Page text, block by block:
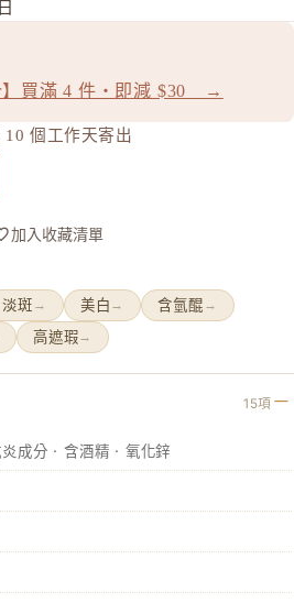
】買滿 4 件・即減 $30 →
10 個工作天寄出
加入收藏清單
淡斑 → 美白 → 含氫醌 →
高遮瑕→
15項
成分 · 含酒精 · 氧化鋅